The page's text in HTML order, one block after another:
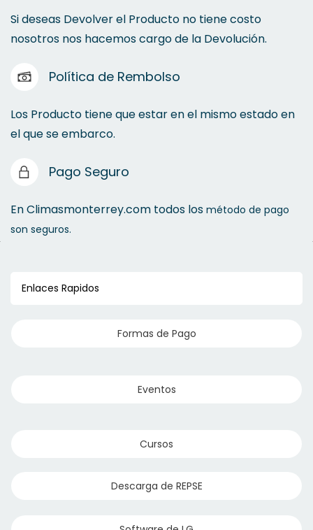
Línea Standar Armada
Línea Volteck Básica Armada
Línea Classic Armada
Línea Italiana Armada
Línea Española
Contactos a Control Remoto
Si deseas Devolver el Producto no tiene costo
nosotros nos hacemos cargo de la Devolución.
Política de Rembolso
Los Producto tiene que estar en el mismo estado en
el que se embarco.
Pago Seguro
En Climasmonterrey.com todos los método de pago
son seguros.
Enlaces Rapidos
Formas de Pago
Eventos
Cursos
Descarga de REPSE